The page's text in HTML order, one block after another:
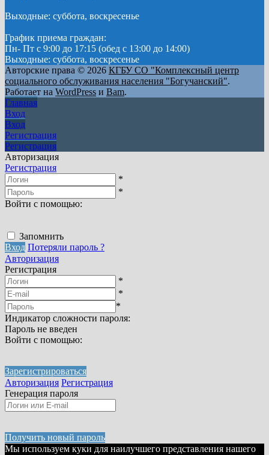
Выходные: суббота, воскресенье
График приема граждан:
Пн- Пт с 9:00 до 17:15 (обед с 13:00 до 14:00)
Выходные: суббота, воскресенье
Авторские права © 2026 КГБУ СО "Комплексный центр
социального обслуживания населения "Богучанский".
Работает на WordPress и Bam.
Главная
Вход
Вход
Регистрация
Регистрация
Авторизация
Регистрация
*
*
Войти с помощью:
Запомнить
Вход Потеряли пароль ?
Авторизация
Регистрация
*
*
*
Индикатор сложности пароля:
Пароль не введен
Войти с помощью:
Зарегистрироваться
Авторизация Регистрация
Генерация пароля
Получить новый пароль
Мы используем куки для наилучшего представления нашего